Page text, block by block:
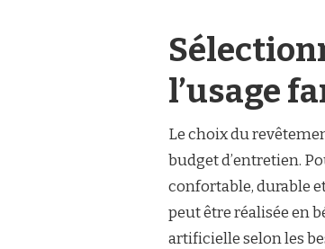
l’usage
Le choix du
budget d’entretien.
confortable, durable
peut être réalisée en
artificielle selon les